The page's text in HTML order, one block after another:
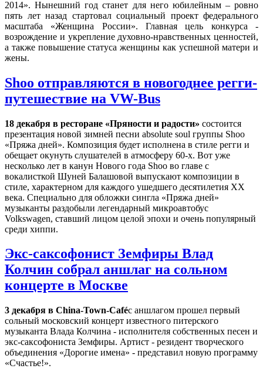
2014». Нынешний год станет для него юбилейным – ровно
пять лет назад стартовал социальный проект федерального
масштаба «Женщина России». Главная цель конкурса -
возрождение и укрепление духовно-нравственных ценностей,
а также повышение статуса женщины как успешной матери и
жены.
Shoo отправляются в новогоднее регги-
путешествие на VW-Bus
18 декабря в ресторане «Пряности и радости» состоится
презентация новой зимней песни absolute soul группы Shoo
«Пряжа дней». Композиция будет исполнена в стиле регги и
обещает окунуть слушателей в атмосферу 60-х. Вот уже
несколько лет в канун Нового года Shoo во главе с
вокалисткой Шуней Балашовой выпускают композиции в
стиле, характерном для каждого ушедшего десятилетия XX
века. Специально для обложки сингла «Пряжа дней»
музыканты раздобыли легендарный микроавтобус
Volkswagen, ставший лицом целой эпохи и очень популярный
среди хиппи.
Экс-саксофонист Земфиры Влад
Колчин собрал аншлаг на сольном
концерте в Москве
3 декабря в China-Town-Caféс аншлагом прошел первый
сольный московский концерт известного питерского
музыканта Влада Колчина - исполнителя собственных песен и
экс-саксофониста Земфиры. Артист - резидент творческого
объединения «Дорогие имена» - представил новую программу
«Счастье!».